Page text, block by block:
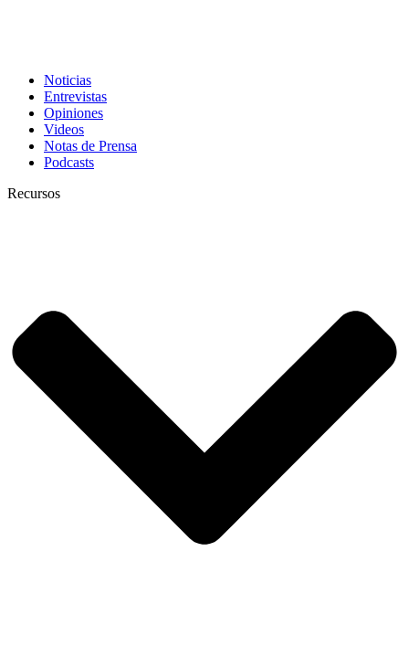
Noticias
Entrevistas
Opiniones
Videos
Notas de Prensa
Podcasts
Recursos